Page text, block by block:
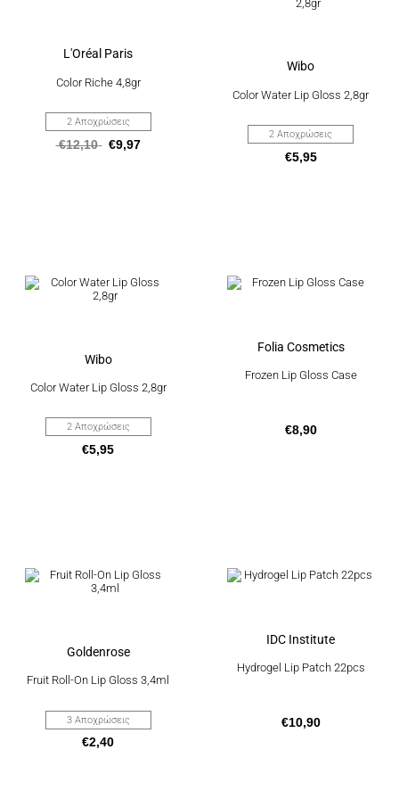
L'Oréal Paris
Color Riche 4,8gr
2 Αποχρώσεις
€12,10 €9,97
Οι
μπορούν
να
στη
σελίδα
του
Wibo
Color Water Lip Gloss 2,8gr
2 Αποχρώσεις
€5,95
έχει
επιλογές
να
επιλεγούν
σελίδα
του
προϊόντος
Wibo
Color Water Lip Gloss 2,8gr
2 Αποχρώσεις
€5,95
το
προϊόν
έχει
επιλογές
να
επιλεγούν
σελίδα
του
προϊόντος
Folia Cosmetics
Frozen Lip Gloss Case
€8,90
Goldenrose
Fruit Roll-On Lip Gloss 3,4ml
3 Αποχρώσεις
€2,40
το
προϊόν
έχει
επιλογές
να
επιλεγούν
σελίδα
του
προϊόντος
IDC Institute
Hydrogel Lip Patch 22pcs
€10,90